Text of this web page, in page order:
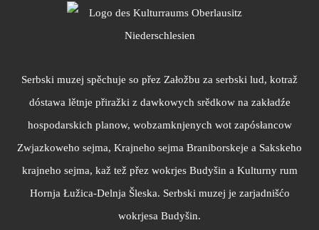
Serbski muzej spěchuje so přez Załožbu za serbski lud, kotraž
dóstawa lětnje přiražki z dawkowych srědkow na zakładźe
hospodarskich planow, wobzamknjenych wot zapósłancow
Zwjazkoweho sejma, Krajneho sejma Braniborskeje a Sakskeho
krajneho sejma, kaž tež přez wokrjes Budyšin a Kulturny rum
Hornja Łužica-Delnja Šleska. Serbski muzej je zarjadnišćo
wokrjesa Budyšin.